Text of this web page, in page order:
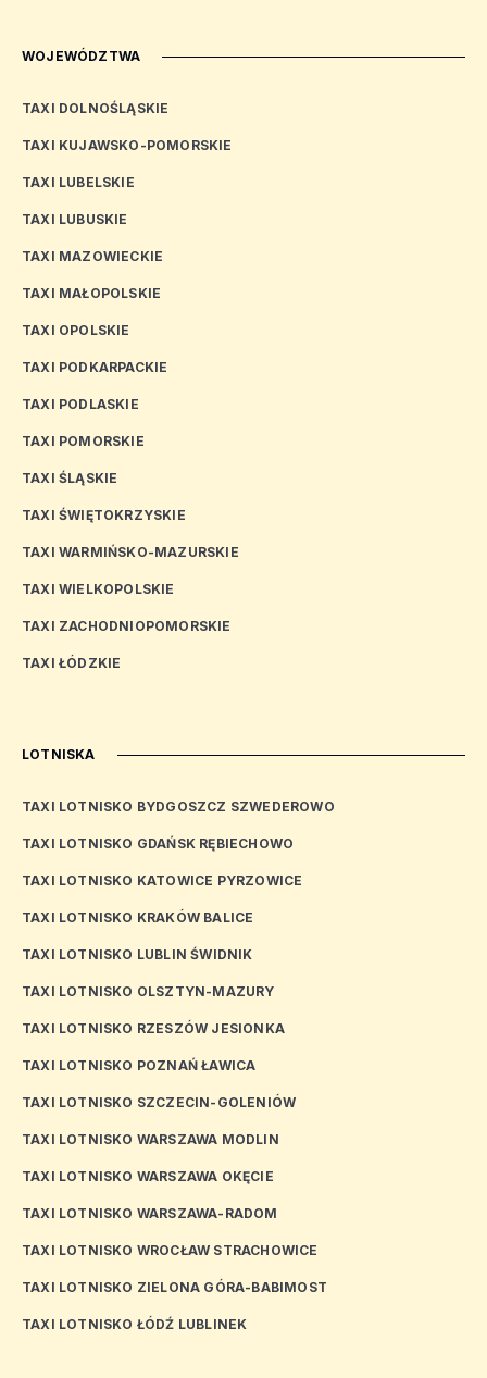
WOJEWÓDZTWA
TAXI DOLNOŚLĄSKIE
TAXI KUJAWSKO-POMORSKIE
TAXI LUBELSKIE
TAXI LUBUSKIE
TAXI MAZOWIECKIE
TAXI MAŁOPOLSKIE
TAXI OPOLSKIE
TAXI PODKARPACKIE
TAXI PODLASKIE
TAXI POMORSKIE
TAXI ŚLĄSKIE
TAXI ŚWIĘTOKRZYSKIE
TAXI WARMIŃSKO-MAZURSKIE
TAXI WIELKOPOLSKIE
TAXI ZACHODNIOPOMORSKIE
TAXI ŁÓDZKIE
LOTNISKA
TAXI LOTNISKO BYDGOSZCZ SZWEDEROWO
TAXI LOTNISKO GDAŃSK RĘBIECHOWO
TAXI LOTNISKO KATOWICE PYRZOWICE
TAXI LOTNISKO KRAKÓW BALICE
TAXI LOTNISKO LUBLIN ŚWIDNIK
TAXI LOTNISKO OLSZTYN-MAZURY
TAXI LOTNISKO RZESZÓW JESIONKA
TAXI LOTNISKO POZNAŃ ŁAWICA
TAXI LOTNISKO SZCZECIN-GOLENIÓW
TAXI LOTNISKO WARSZAWA MODLIN
TAXI LOTNISKO WARSZAWA OKĘCIE
TAXI LOTNISKO WARSZAWA-RADOM
TAXI LOTNISKO WROCŁAW STRACHOWICE
TAXI LOTNISKO ZIELONA GÓRA-BABIMOST
TAXI LOTNISKO ŁÓDŹ LUBLINEK